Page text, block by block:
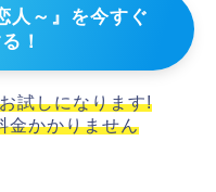
人～』を今すぐ
！
試しになります!
金かかりません